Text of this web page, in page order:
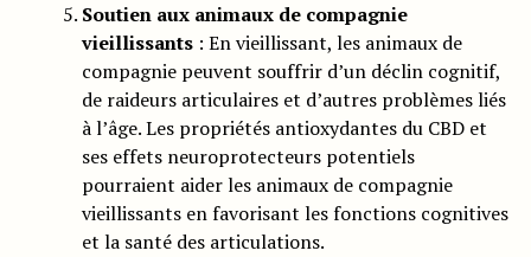
Soutien aux animaux de compagnie
vieillissants : En vieillissant, les animaux de
compagnie peuvent souffrir d’un déclin cognitif,
de raideurs articulaires et d’autres problèmes liés
à l’âge. Les propriétés antioxydantes du CBD et
ses effets neuroprotecteurs potentiels
pourraient aider les animaux de compagnie
vieillissants en favorisant les fonctions cognitives
et la santé des articulations.